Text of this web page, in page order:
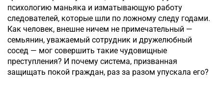
психологию маньяка и изматывающую работу
следователей, которые шли по ложному следу годами.
Как человек, внешне ничем не примечательный —
семьянин, уважаемый сотрудник и дружелюбный
сосед — мог совершить такие чудовищные
преступления? И почему система, призванная
защищать покой граждан, раз за разом упускала его?